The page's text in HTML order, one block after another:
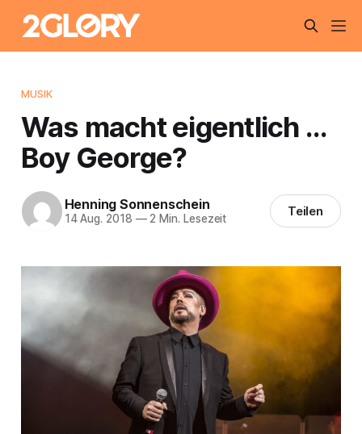
MUSIK
Was macht eigentlich …
Boy George?
Henning Sonnenschein
14 Aug. 2018 —2 Min. Lesezeit Teilen